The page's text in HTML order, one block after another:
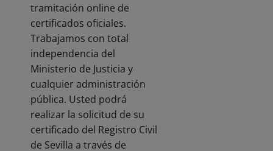
tramitación online de
certificados oficiales.
Trabajamos con total
independencia del
Ministerio de Justicia y
cualquier administración
pública. Usted podrá
realizar la solicitud de su
certificado del Registro Civil
de Sevilla a través de